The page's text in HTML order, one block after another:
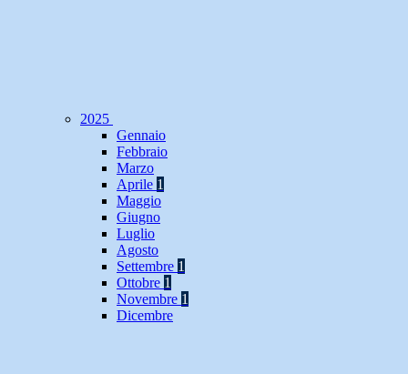
2025
Gennaio
Febbraio
Marzo
Aprile 1
Maggio
Giugno
Luglio
Agosto
Settembre 1
Ottobre 1
Novembre 1
Dicembre